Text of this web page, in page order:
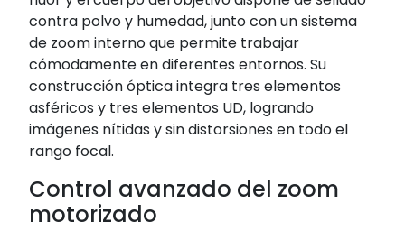
contra polvo y humedad, junto con un sistema
de zoom interno que permite trabajar
cómodamente en diferentes entornos. Su
construcción óptica integra tres elementos
asféricos y tres elementos UD, logrando
imágenes nítidas y sin distorsiones en todo el
rango focal.
Control avanzado del zoom
motorizado